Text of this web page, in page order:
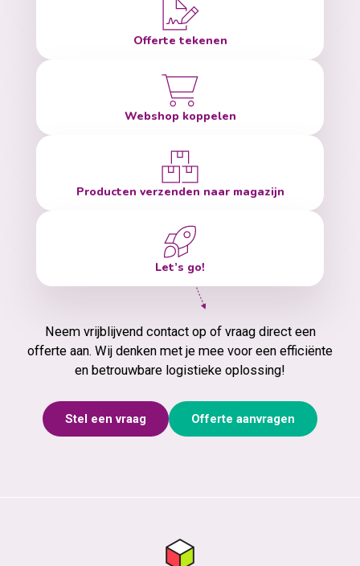
Offerte tekenen
Webshop koppelen
Producten verzenden naar magazijn
Let’s go!
Neem vrijblijvend contact op of vraag direct een
offerte aan. Wij denken met je mee voor een efficiënte
en betrouwbare logistieke oplossing!
Stel een vraag Offerte aanvragen